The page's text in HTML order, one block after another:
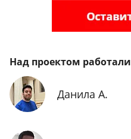
Над проектом работали
Данила А.